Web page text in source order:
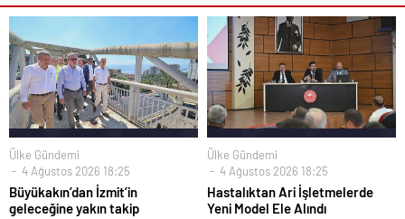
Ülke Gündemi
4 Ağustos 2026 18:25
Büyükakın’dan İzmit’in
geleceğine yakın takip
Ülke Gündemi
4 Ağustos 2026 18:25
Hastalıktan Ari İşletmelerde
Yeni Model Ele Alındı